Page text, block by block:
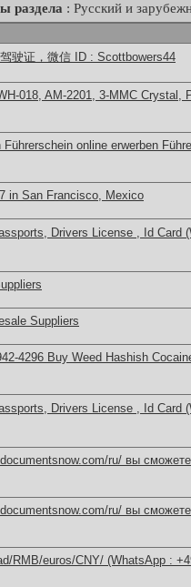
раздела : Русский и
驶证，微信 ID : Scottbowers44
018, AM-2201, 3-MMC Crystal,
Führerschein online erwerben
in San Francisco, Mexico
Drivers License , Id Card
Suppliers
4296 Buy Weed Hashish
Drivers License , Id Card
ru/ вы
ru/ вы
RMB/euros/CNY/ (WhatsApp :